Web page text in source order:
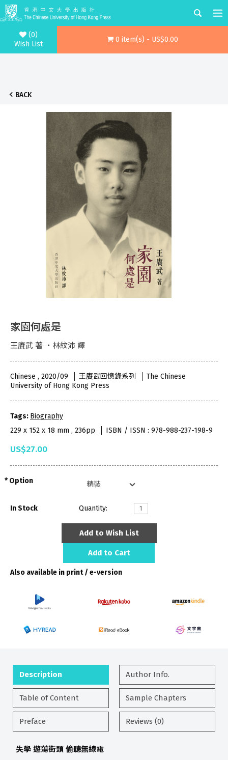
(0)
Wish List
0 item(s) - US$0.00
BACK
家園何處是
王賡武 著 ・林紋沛 譯
Chinese , 2020/09 王賡武回憶錄系列
The Chinese
University of Hong Kong Press
Tags: Biography
229 x 152 x 18 mm , 236pp
ISBN / ISSN : 978-988-237-198-9
US$27.00
Option
In Stock Quantity:
Add to Wish List
Add to Cart
Also available in print / e-version
Description Author Info.
Table of Content Sample Chapters
Preface Reviews (0)
失學 遊蕩街頭 偷聽無線電